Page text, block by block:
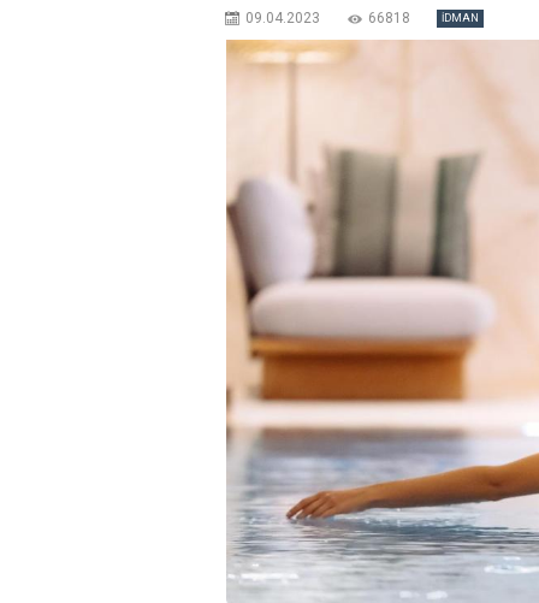
09.04.2023 66818 İDMAN